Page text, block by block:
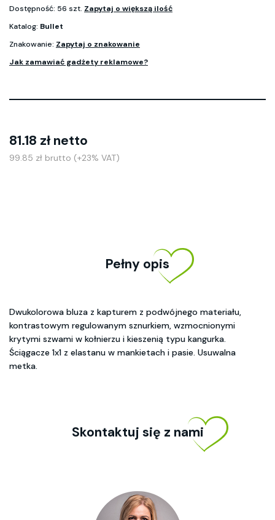
Dostępność: 56 szt. Zapytaj o większą ilość
Katalog: Bullet
Znakowanie: Zapytaj o znakowanie
Jak zamawiać gadżety reklamowe?
81.18 zł netto
99.85 zł brutto (+23% VAT)
Pełny opis
Dwukolorowa bluza z kapturem z podwójnego materiału,
kontrastowym regulowanym sznurkiem, wzmocnionymi
krytymi szwami w kołnierzu i kieszenią typu kangurka.
Ściągacze 1x1 z elastanu w mankietach i pasie. Usuwalna
metka.
Skontaktuj się z nami